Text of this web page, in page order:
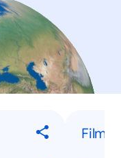
Film